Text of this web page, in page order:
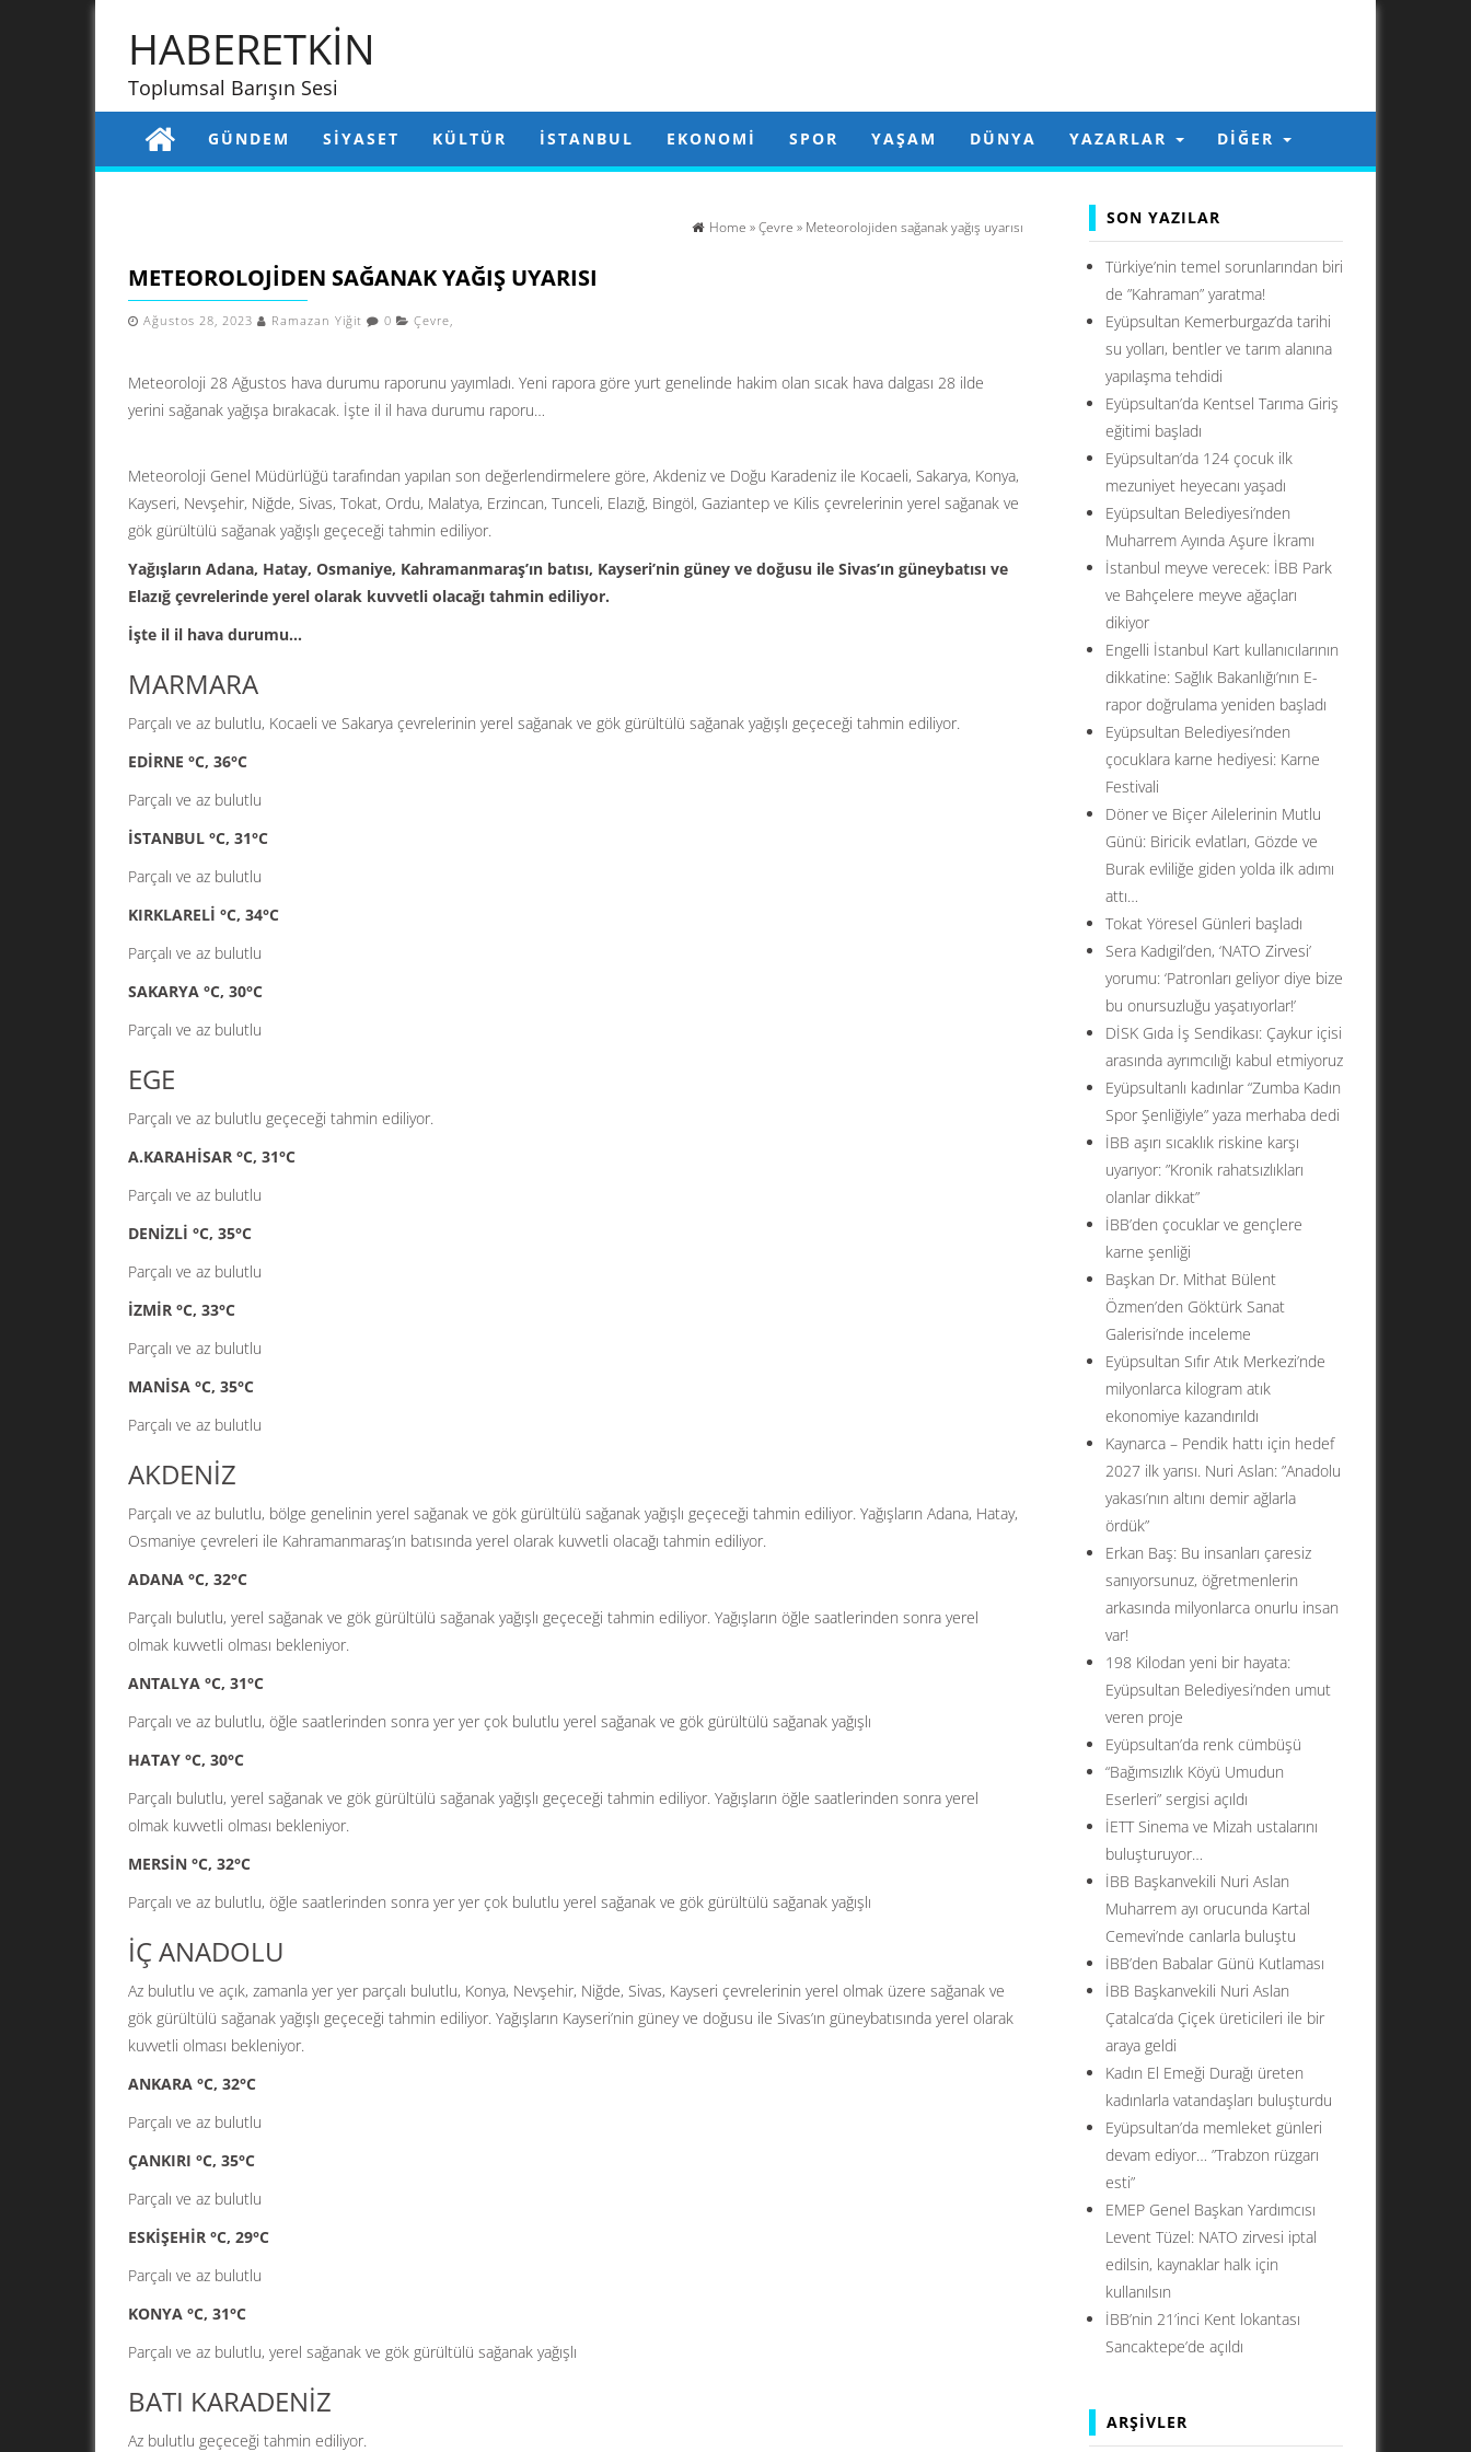
HABERETKİN
Toplumsal Barışın Sesi
GÜNDEM SIYASET KÜLTÜR İSTANBUL EKONOMI SPOR YAŞAM DÜNYA YAZARLAR DIĞER
Home »Çevre » Meteorolojiden sağanak yağış uyarısı
METEOROLOJIDEN SAĞANAK YAĞIŞ UYARISI
Ağustos 28, 2023 Ramazan Yiğit 0 Çevre,
Meteoroloji 28 Ağustos hava durumu raporunu yayımladı. Yeni rapora göre yurt genelinde hakim olan sıcak hava dalgası 28 ilde
yerini sağanak yağışa bırakacak. İşte il il hava durumu raporu…
Meteoroloji Genel Müdürlüğü tarafından yapılan son değerlendirmelere göre, Akdeniz ve Doğu Karadeniz ile Kocaeli, Sakarya, Konya,
Kayseri, Nevşehir, Niğde, Sivas, Tokat, Ordu, Malatya, Erzincan, Tunceli, Elazığ, Bingöl, Gaziantep ve Kilis çevrelerinin yerel sağanak ve
gök gürültülü sağanak yağışlı geçeceği tahmin ediliyor.
Yağışların Adana, Hatay, Osmaniye, Kahramanmaraş’ın batısı, Kayseri’nin güney ve doğusu ile Sivas’ın güneybatısı ve
Elazığ çevrelerinde yerel olarak kuvvetli olacağı tahmin ediliyor.
İşte il il hava durumu…
MARMARA
Parçalı ve az bulutlu, Kocaeli ve Sakarya çevrelerinin yerel sağanak ve gök gürültülü sağanak yağışlı geçeceği tahmin ediliyor.
EDİRNE °C, 36°C
Parçalı ve az bulutlu
İSTANBUL °C, 31°C
Parçalı ve az bulutlu
KIRKLARELİ °C, 34°C
Parçalı ve az bulutlu
SAKARYA °C, 30°C
Parçalı ve az bulutlu
EGE
Parçalı ve az bulutlu geçeceği tahmin ediliyor.
A.KARAHİSAR °C, 31°C
Parçalı ve az bulutlu
DENİZLİ °C, 35°C
Parçalı ve az bulutlu
İZMİR °C, 33°C
Parçalı ve az bulutlu
MANİSA °C, 35°C
Parçalı ve az bulutlu
AKDENİZ
Parçalı ve az bulutlu, bölge genelinin yerel sağanak ve gök gürültülü sağanak yağışlı geçeceği tahmin ediliyor. Yağışların Adana, Hatay,
Osmaniye çevreleri ile Kahramanmaraş’ın batısında yerel olarak kuvvetli olacağı tahmin ediliyor.
ADANA °C, 32°C
Parçalı bulutlu, yerel sağanak ve gök gürültülü sağanak yağışlı geçeceği tahmin ediliyor. Yağışların öğle saatlerinden sonra yerel
olmak kuvvetli olması bekleniyor.
ANTALYA °C, 31°C
Parçalı ve az bulutlu, öğle saatlerinden sonra yer yer çok bulutlu yerel sağanak ve gök gürültülü sağanak yağışlı
HATAY °C, 30°C
Parçalı bulutlu, yerel sağanak ve gök gürültülü sağanak yağışlı geçeceği tahmin ediliyor. Yağışların öğle saatlerinden sonra yerel
olmak kuvvetli olması bekleniyor.
MERSİN °C, 32°C
Parçalı ve az bulutlu, öğle saatlerinden sonra yer yer çok bulutlu yerel sağanak ve gök gürültülü sağanak yağışlı
İÇ ANADOLU
Az bulutlu ve açık, zamanla yer yer parçalı bulutlu, Konya, Nevşehir, Niğde, Sivas, Kayseri çevrelerinin yerel olmak üzere sağanak ve
gök gürültülü sağanak yağışlı geçeceği tahmin ediliyor. Yağışların Kayseri’nin güney ve doğusu ile Sivas’ın güneybatısında yerel olarak
kuvvetli olması bekleniyor.
ANKARA °C, 32°C
Parçalı ve az bulutlu
ÇANKIRI °C, 35°C
Parçalı ve az bulutlu
ESKİŞEHİR °C, 29°C
Parçalı ve az bulutlu
KONYA °C, 31°C
Parçalı ve az bulutlu, yerel sağanak ve gök gürültülü sağanak yağışlı
BATI KARADENİZ
Az bulutlu geçeceği tahmin ediliyor.
SON YAZILAR
Türkiye’nin temel sorunlarından biri
de ”Kahraman” yaratma!
Eyüpsultan Kemerburgaz’da tarihi
su yolları, bentler ve tarım alanına
yapılaşma tehdidi
Eyüpsultan’da Kentsel Tarıma Giriş
eğitimi başladı
Eyüpsultan’da 124 çocuk ilk
mezuniyet heyecanı yaşadı
Eyüpsultan Belediyesi’nden
Muharrem Ayında Aşure İkramı
İstanbul meyve verecek: İBB Park
ve Bahçelere meyve ağaçları
dikiyor
Engelli İstanbul Kart kullanıcılarının
dikkatine: Sağlık Bakanlığı’nın E-
rapor doğrulama yeniden başladı
Eyüpsultan Belediyesi’nden
çocuklara karne hediyesi: Karne
Festivali
Döner ve Biçer Ailelerinin Mutlu
Günü: Biricik evlatları, Gözde ve
Burak evliliğe giden yolda ilk adımı
attı…
Tokat Yöresel Günleri başladı
Sera Kadıgil’den, ‘NATO Zirvesi’
yorumu: ‘Patronları geliyor diye bize
bu onursuzluğu yaşatıyorlar!’
DİSK Gıda İş Sendikası: Çaykur içisi
arasında ayrımcılığı kabul etmiyoruz
Eyüpsultanlı kadınlar “Zumba Kadın
Spor Şenliğiyle” yaza merhaba dedi
İBB aşırı sıcaklık riskine karşı
uyarıyor: ”Kronik rahatsızlıkları
olanlar dikkat”
İBB’den çocuklar ve gençlere
karne şenliği
Başkan Dr. Mithat Bülent
Özmen’den Göktürk Sanat
Galerisi’nde inceleme
Eyüpsultan Sıfır Atık Merkezi’nde
milyonlarca kilogram atık
ekonomiye kazandırıldı
Kaynarca – Pendik hattı için hedef
2027 ilk yarısı. Nuri Aslan: ”Anadolu
yakası’nın altını demir ağlarla
ördük”
Erkan Baş: Bu insanları çaresiz
sanıyorsunuz, öğretmenlerin
arkasında milyonlarca onurlu insan
var!
198 Kilodan yeni bir hayata:
Eyüpsultan Belediyesi’nden umut
veren proje
Eyüpsultan’da renk cümbüşü
“Bağımsızlık Köyü Umudun
Eserleri” sergisi açıldı
İETT Sinema ve Mizah ustalarını
buluşturuyor…
İBB Başkanvekili Nuri Aslan
Muharrem ayı orucunda Kartal
Cemevi’nde canlarla buluştu
İBB’den Babalar Günü Kutlaması
İBB Başkanvekili Nuri Aslan
Çatalca’da Çiçek üreticileri ile bir
araya geldi
Kadın El Emeği Durağı üreten
kadınlarla vatandaşları buluşturdu
Eyüpsultan’da memleket günleri
devam ediyor… ”Trabzon rüzgarı
esti”
EMEP Genel Başkan Yardımcısı
Levent Tüzel: NATO zirvesi iptal
edilsin, kaynaklar halk için
kullanılsın
İBB’nin 21’inci Kent lokantası
Sancaktepe’de açıldı
ARŞIVLER